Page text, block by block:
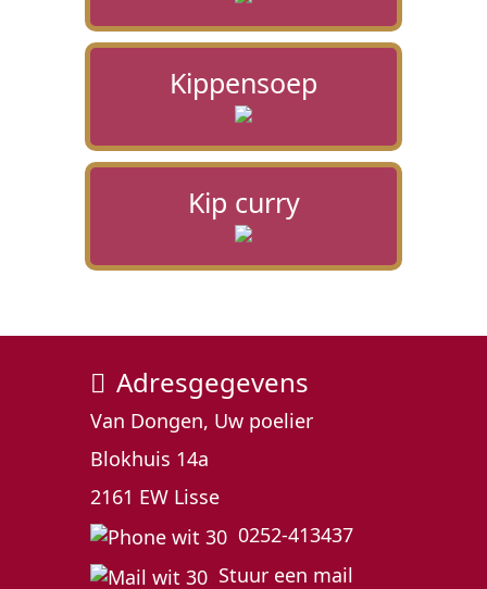
Kippensoep
Kip curry
Adresgegevens
Van Dongen, Uw poelier
Blokhuis 14a
2161 EW Lisse
0252-413437
Stuur een mail